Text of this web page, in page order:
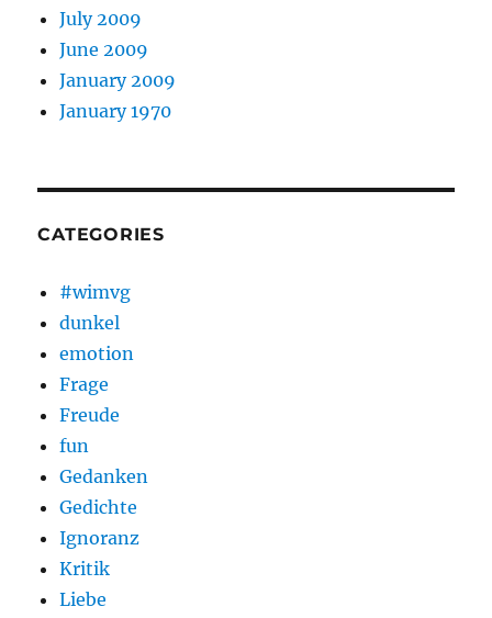
July 2009
June 2009
January 2009
January 1970
CATEGORIES
#wimvg
dunkel
emotion
Frage
Freude
fun
Gedanken
Gedichte
Ignoranz
Kritik
Liebe